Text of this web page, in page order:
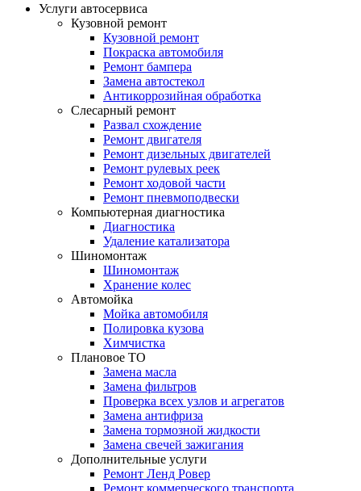
Услуги автосервиса
Кузовной ремонт
Кузовной ремонт
Покраска автомобиля
Ремонт бампера
Замена автостекол
Антикоррозийная обработка
Слесарный ремонт
Развал схождение
Ремонт двигателя
Ремонт дизельных двигателей
Ремонт рулевых реек
Ремонт ходовой части
Ремонт пневмоподвески
Компьютерная диагностика
Диагностика
Удаление катализатора
Шиномонтаж
Шиномонтаж
Хранение колес
Автомойка
Мойка автомобиля
Полировка кузова
Химчистка
Плановое ТО
Замена масла
Замена фильтров
Проверка всех узлов и агрегатов
Замена антифриза
Замена тормозной жидкости
Замена свечей зажигания
Дополнительные услуги
Ремонт Ленд Ровер
Ремонт коммерческого транспорта